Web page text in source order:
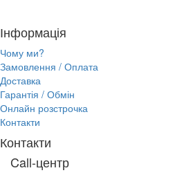
Інформація
Чому ми?
Замовлення / Оплата
Доставка
Гарантія / Обмін
Онлайн розстрочка
Контакти
Контакти
Call-центр